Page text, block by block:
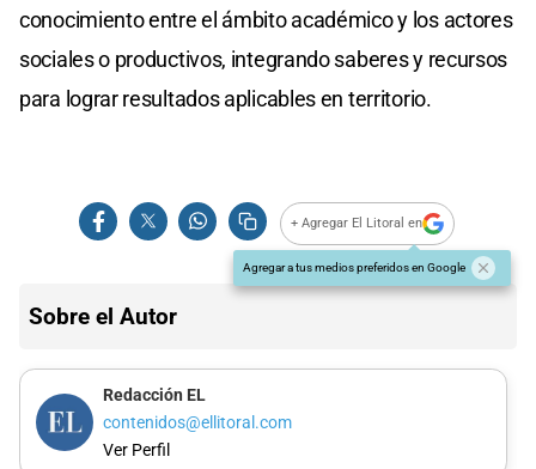
conocimiento entre el ámbito académico y los actores
sociales o productivos, integrando saberes y recursos
para lograr resultados aplicables en territorio.
+ Agregar El Litoral en
Agregar a tus medios preferidos en Google
Sobre el Autor
Redacción EL
contenidos@ellitoral.com
Ver Perfil